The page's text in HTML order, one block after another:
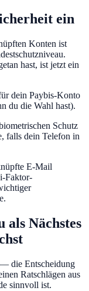
ein
Konten ist
hast, ist jetzt ein
dein Paybis-Konto
du die Wahl hast).
Schutz
falls dein Telefon in
E-Mail
Faktor-
als Nächstes
die Entscheidung
Ratschlägen aus
sinnvoll ist.